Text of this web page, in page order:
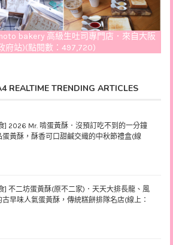
bakery 高級生吐司專門店．來自大阪
府站)(點閱數：497,720)
REALTIME TRENDING ARTICLES
] 2026 Mr. 啃蛋黃酥．沒預訂吃不到的一分鐘
蛋黃酥，酥香可口甜鹹交織的中秋節禮盒(線
] 不二坊蛋黃酥(原不二家)．天天大排長龍、風
古早味人氣蛋黃酥，傳統糕餅排隊名店(線上：